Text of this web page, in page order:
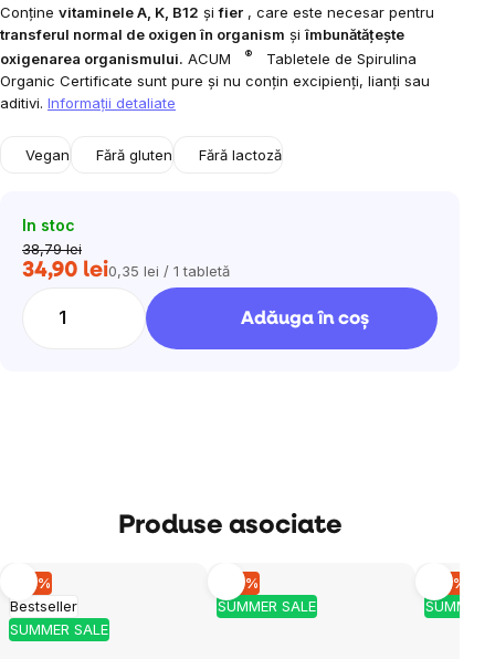
Conține vitaminele A, K, B12 șifier , care este necesar pentru
transferul normal de oxigen în organism șiîmbunătățește
oxigenarea organismului. ACUM ®
Tabletele de Spirulina
Organic Certificate sunt pure și nu conțin excipienți, lianți sau
aditivi. Informaţii detaliate
Vegan Fără gluten Fără lactoză
In stoc
38,79 lei
34,90 leiEvaluare
0,35 lei / 1 tabletă
Adăuga în coş
Produse asociate
Bestseller
SUMMER SALE
–10 %
SUMMER SALE
–10 %
SUMMER
–10 %